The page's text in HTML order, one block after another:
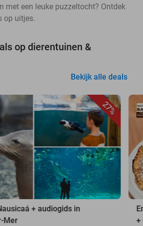
met een leuke puzzeltocht? Ontdek
op uitjes.
op dierentuinen &
Bekijk alle deals
27%
+ audiogids in
Mer
+